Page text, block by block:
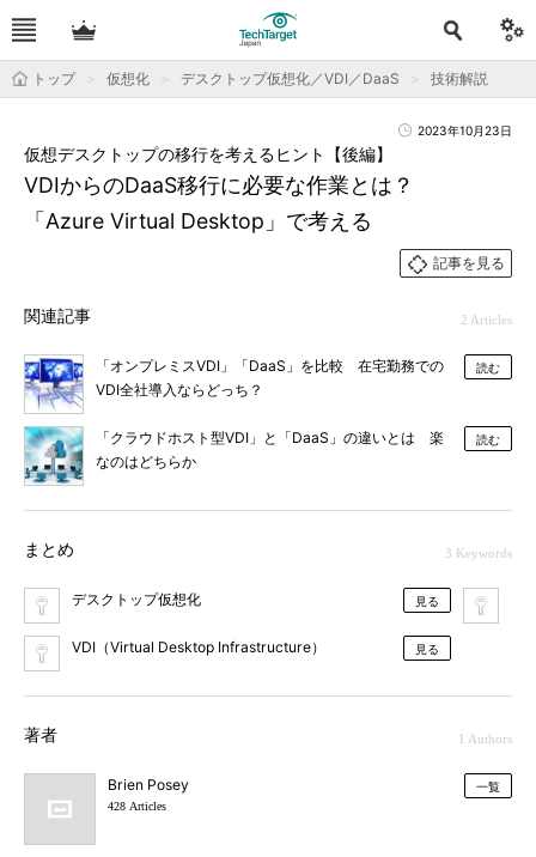
トップ 仮想化 デスクトップ仮想化／VDI／DaaS 技術解説
2023年10月23日
VDIからのDaaS移行に必要な作業とは？
「Azure Virtual Desktop」で考える
仮想デスクトップの移行を考えるヒント【後編】
記事を見る
関連記事 2 Articles
「オンプレミスVDI」「DaaS」を比較 在宅勤務での
VDI全社導入ならどっち？
読む
「クラウドホスト型VDI」と「DaaS」の違いとは 楽
なのはどちらか
読む
まとめ 3 Keywords
デスクトップ仮想化 見る
VDI（Virtual Desktop Infrastructure） 見る
著者 1 Authors
Brien Posey
428 Articles
一覧